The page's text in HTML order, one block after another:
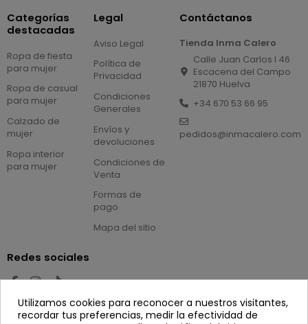
Categorías
destacadas
Ropa de fiesta
para mujer
Ropa de casual
para mujer
Calzado de
mujer
Ropa interior
para mujer
Legal
Aviso Legal
Política de
Privacidad
Condiciones
Generales
Envíos y
devoluciones
Condiciones de
Venta
Formas de
pago
Mapa del sitio
Contáctanos
Tienda Inma Calero
Calle Juan Carlos I 46
Escacena del Campo
21870 Huelva
+34 670 53 66 95
pedidos@inmacalero.com
Redes sociales
Newsletter
Utilizamos cookies para reconocer a nuestros visitantes,
recordar tus preferencias, medir la efectividad de